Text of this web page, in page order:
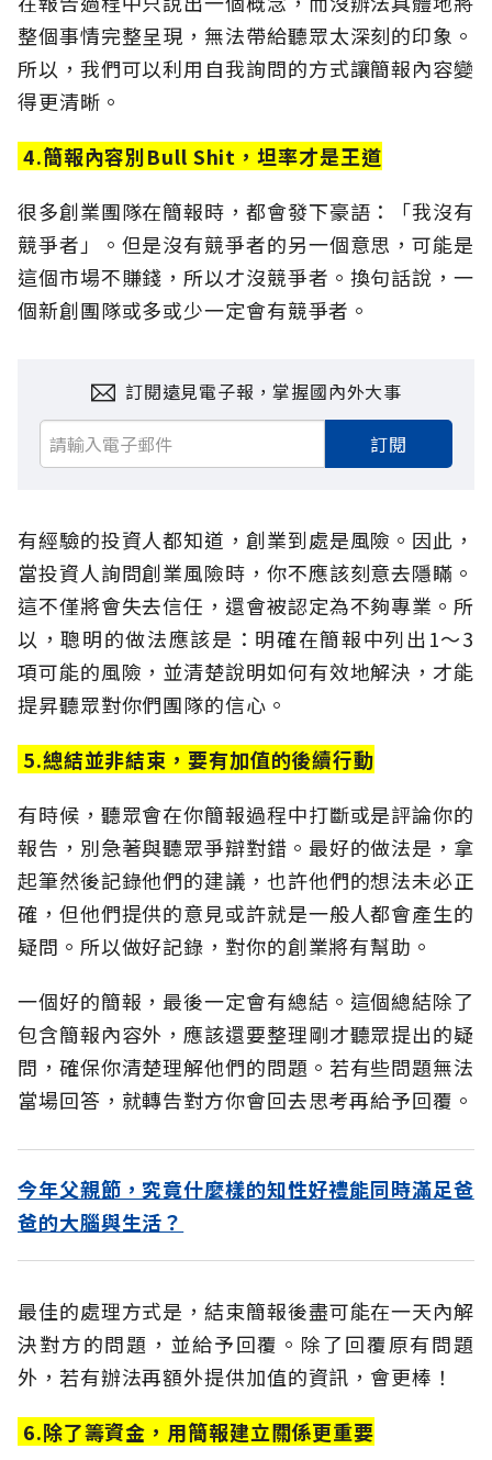
整個事情完整呈現，無法帶給聽眾太深刻的印象。
所以，我們可以利用自我詢問的方式讓簡報內容變
得更清晰。
4.簡報內容別Bull Shit，坦率才是王道
很多創業團隊在簡報時，都會發下豪語：「我沒有
競爭者」。但是沒有競爭者的另一個意思，可能是
這個市場不賺錢，所以才沒競爭者。換句話說，一
個新創團隊或多或少一定會有競爭者。
訂閱遠見電子報，掌握國內外大事
訂閱
有經驗的投資人都知道，創業到處是風險。因此，
當投資人詢問創業風險時，你不應該刻意去隱瞞。
這不僅將會失去信任，還會被認定為不夠專業。所
以，聰明的做法應該是：明確在簡報中列出1～3
項可能的風險，並清楚說明如何有效地解決，才能
提昇聽眾對你們團隊的信心。
5.總結並非結束，要有加值的後續行動
有時候，聽眾會在你簡報過程中打斷或是評論你的
報告，別急著與聽眾爭辯對錯。最好的做法是，拿
起筆然後記錄他們的建議，也許他們的想法未必正
確，但他們提供的意見或許就是一般人都會產生的
疑問。所以做好記錄，對你的創業將有幫助。
一個好的簡報，最後一定會有總結。這個總結除了
包含簡報內容外，應該還要整理剛才聽眾提出的疑
問，確保你清楚理解他們的問題。若有些問題無法
當場回答，就轉告對方你會回去思考再給予回覆。
今年父親節，究竟什麼樣的知性好禮能同時滿足爸
爸的大腦與生活？
最佳的處理方式是，結束簡報後盡可能在一天內解
決對方的問題，並給予回覆。除了回覆原有問題
外，若有辦法再額外提供加值的資訊，會更棒！
6.除了籌資金，用簡報建立關係更重要